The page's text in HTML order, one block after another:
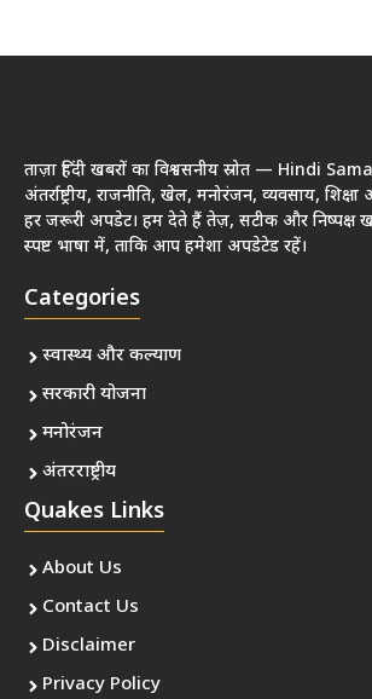
ताज़ा हिंदी खबरों का विश्वसनीय स्रोत — Hindi
अंतर्राष्ट्रीय, राजनीति, खेल, मनोरंजन, व्यवसाय,
हर जरूरी अपडेट। हम देते हैं तेज़, सटीक और निष्पक्ष
स्पष्ट भाषा में, ताकि आप हमेशा अपडेटेड रहें।
Categories
स्वास्थ्य और कल्याण
सरकारी योजना
मनोरंजन
अंतरराष्ट्रीय
Quakes Links
About Us
Contact Us
Disclaimer
Privacy Policy